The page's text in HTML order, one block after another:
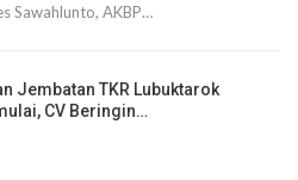
Sawahlunto, AKBP…
Jembatan TKR Lubuktarok
CV Beringin…